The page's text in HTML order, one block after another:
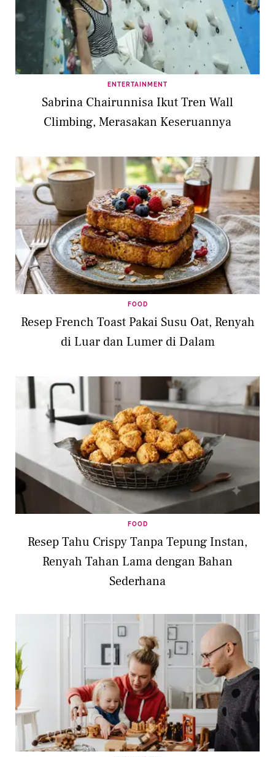
ENTERTAINMENT
Sabrina Chairunnisa Ikut Tren Wall
Climbing, Merasakan Keseruannya
FOOD
Resep French Toast Pakai Susu Oat, Renyah
di Luar dan Lumer di Dalam
FOOD
Resep Tahu Crispy Tanpa Tepung Instan,
Renyah Tahan Lama dengan Bahan
Sederhana